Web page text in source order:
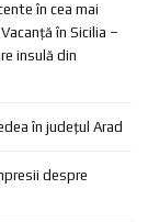
în cea mai
Vacanță în Sicilia –
insulă din
în județul Arad
despre